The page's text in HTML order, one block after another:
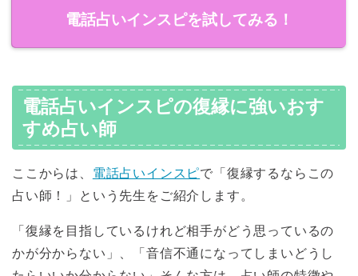
電話占いインスピを試してみる！
電話占いインスピの復縁に強いおす
すめ占い師
ここからは、 電話占いインスピで「復縁するならこの
占い師！」という先生をご紹介します。
「復縁を目指しているけれど相手がどう思っているの
かが分からない」、「音信不通になってしまいどうし